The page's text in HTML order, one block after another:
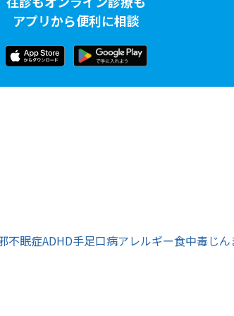
アプリから便利に相談
不眠症ADHD手足口病アレルギー食中毒じ